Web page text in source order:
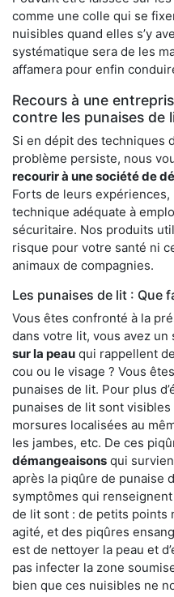
comme une colle qui se
nuisibles quand elles s’y
systématique sera de les
affamera pour enfin
Recours à une
contre les punaises de
Si en dépit des techniques
problème persiste, nous
recourir à une société de
Forts de leurs
technique adéquate à
sécuritaire. Nos produits
risque pour votre santé ni
animaux de compagnies.
Les punaises de lit : Que
Vous êtes confronté à la
dans votre lit, vous avez un
sur la peau qui rappellent
cou ou le visage ? Vous
punaises de lit. Pour plus
punaises de lit sont
morsures localisées au
les jambes, etc. De ces
démangeaisons qui
après la piqûre de punaise
symptômes qui
de lit sont : de petits points
agité, et des piqûres
est de nettoyer la peau et
pas infecter la zone
bien que ces nuisibles ne